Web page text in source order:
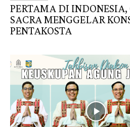
PERTAMA DI
SACRA MENGGELAR
PENTAKOSTA